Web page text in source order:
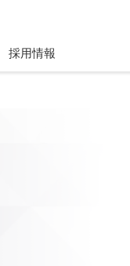
採用情報